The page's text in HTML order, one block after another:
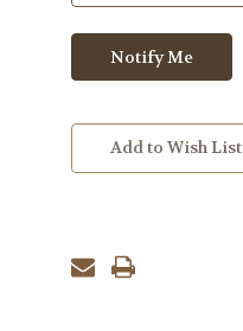
Add to Wish List